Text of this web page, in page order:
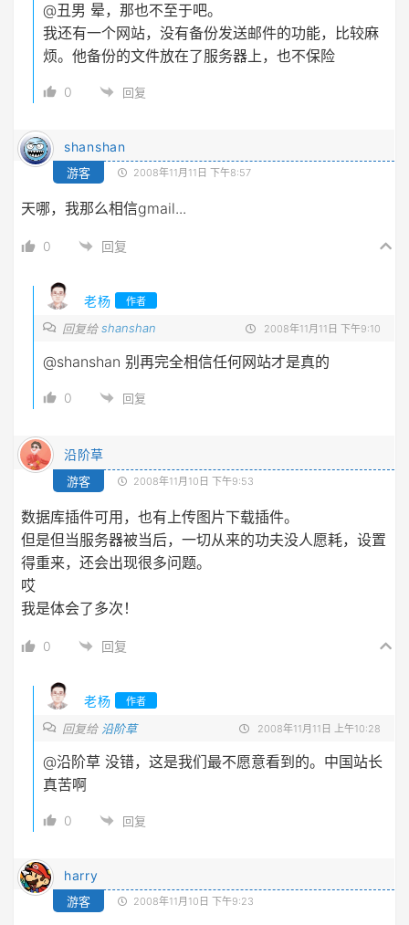
@丑男 晕，那也不至于吧。
我还有一个网站，没有备份发送邮件的功能，比较麻
烦。他备份的文件放在了服务器上，也不保险
0 回复
shanshan
游客 2008年11月11日 下午8:57
天哪，我那么相信gmail...
0 回复
老杨 作者
回复给shanshan 2008年11月11日 下午9:10
@shanshan 别再完全相信任何网站才是真的
0 回复
沿阶草
游客 2008年11月10日 下午9:53
数据库插件可用，也有上传图片下载插件。
但是但当服务器被当后，一切从来的功夫没人愿耗，设置
得重来，还会出现很多问题。
哎
我是体会了多次！
0 回复
老杨 作者
回复给 沿阶草 2008年11月11日 上午10:28
@沿阶草 没错，这是我们最不愿意看到的。中国站长
真苦啊
0 回复
harry
游客 2008年11月10日 下午9:23